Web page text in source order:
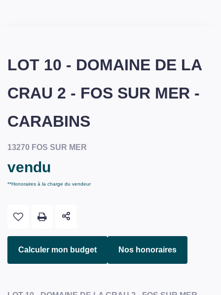
LOT 10 - DOMAINE DE LA
CRAU 2 - FOS SUR MER -
CARABINS
13270 FOS SUR MER
vendu
**Honoraires à la charge du vendeur
Calculer mon budget Nos honoraires